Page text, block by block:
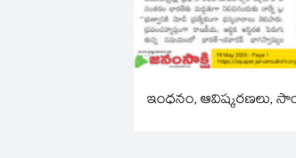
ఇంధనం, ఆవిష్కరణలు,